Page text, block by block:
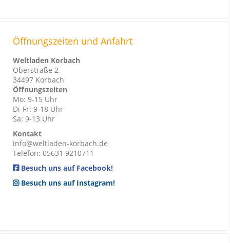
e
r
Öffnungszeiten und Anfahrt
Weltladen Korbach
Oberstraße 2
34497 Korbach
Öffnungszeiten
Mo: 9-15 Uhr
Di-Fr: 9-18 Uhr
Sa: 9-13 Uhr
Kontakt
info@weltladen-korbach.de
Telefon: 05631 9210711
Besuch uns auf Facebook!
Besuch uns auf Instagram!